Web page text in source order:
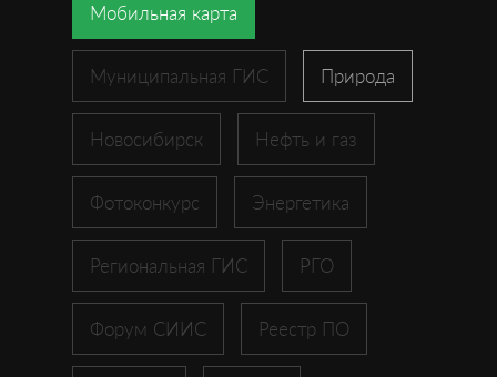
Мобильная карта
Муниципальная ГИС Природа
Новосибирск Нефть и газ
Фотоконкурс Энергетика
Региональная ГИС РГО
Форум СИИС Реестр ПО